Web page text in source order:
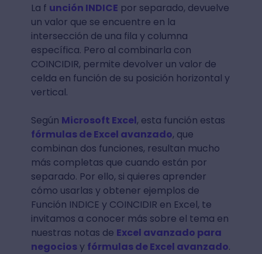
La f unción INDICE por separado, devuelve
un valor que se encuentre en la
intersección de una fila y columna
específica. Pero al combinarla con
COINCIDIR, permite devolver un valor de
celda en función de su posición horizontal y
vertical.
Según Microsoft Excel, esta función estas
fórmulas de Excel avanzado, que
combinan dos funciones, resultan mucho
más completas que cuando están por
separado. Por ello, si quieres aprender
cómo usarlas y obtener ejemplos de
Función INDICE y COINCIDIR en Excel, te
invitamos a conocer más sobre el tema en
nuestras notas de Excel avanzado para
negociosy fórmulas de Excel avanzado.